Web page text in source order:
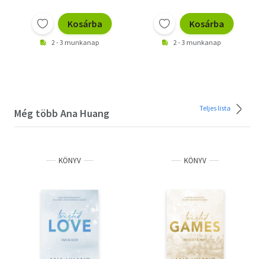
Kosárba
2 - 3 munkanap
Kosárba
2 - 3 munkanap
Még több Ana Huang Teljes lista
KÖNYV KÖNYV